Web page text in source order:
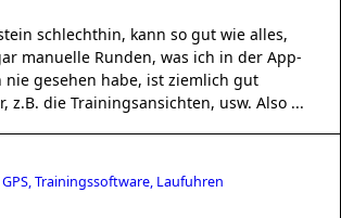
schlechthin, kann so gut wie alles,
manuelle Runden, was ich in der App-
nie gesehen habe, ist ziemlich gut
z.B. die Trainingsansichten, usw. Also ...
Trainingssoftware, Laufuhren